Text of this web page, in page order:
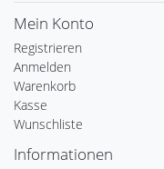
Mein Konto
Registrieren
Anmelden
Warenkorb
Kasse
Wunschliste
Informationen